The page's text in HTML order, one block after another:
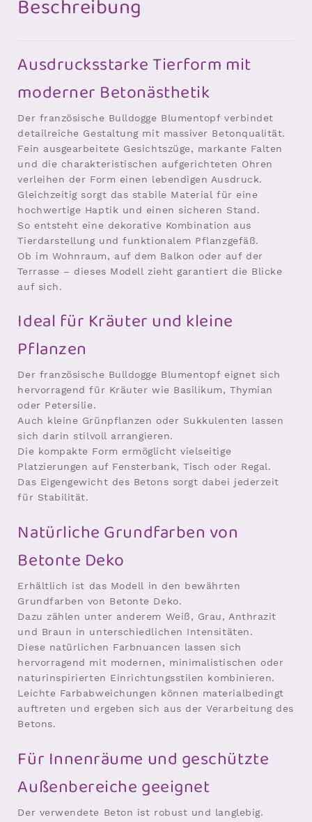
Beschreibung
Ausdrucksstarke Tierform mit
moderner Betonästhetik
Der französische Bulldogge Blumentopf verbindet
detailreiche Gestaltung mit massiver Betonqualität.
Fein ausgearbeitete Gesichtszüge, markante Falten
und die charakteristischen aufgerichteten Ohren
verleihen der Form einen lebendigen Ausdruck.
Gleichzeitig sorgt das stabile Material für eine
hochwertige Haptik und einen sicheren Stand.
So entsteht eine dekorative Kombination aus
Tierdarstellung und funktionalem Pflanzgefäß.
Ob im Wohnraum, auf dem Balkon oder auf der
Terrasse – dieses Modell zieht garantiert die Blicke
auf sich.
Ideal für Kräuter und kleine
Pflanzen
Der französische Bulldogge Blumentopf eignet sich
hervorragend für Kräuter wie Basilikum, Thymian
oder Petersilie.
Auch kleine Grünpflanzen oder Sukkulenten lassen
sich darin stilvoll arrangieren.
Die kompakte Form ermöglicht vielseitige
Platzierungen auf Fensterbank, Tisch oder Regal.
Das Eigengewicht des Betons sorgt dabei jederzeit
für Stabilität.
Natürliche Grundfarben von
Betonte Deko
Erhältlich ist das Modell in den bewährten
Grundfarben von Betonte Deko.
Dazu zählen unter anderem Weiß, Grau, Anthrazit
und Braun in unterschiedlichen Intensitäten.
Diese natürlichen Farbnuancen lassen sich
hervorragend mit modernen, minimalistischen oder
naturinspirierten Einrichtungsstilen kombinieren.
Leichte Farbabweichungen können materialbedingt
auftreten und ergeben sich aus der Verarbeitung des
Betons.
Für Innenräume und geschützte
Außenbereiche geeignet
Der verwendete Beton ist robust und langlebig.